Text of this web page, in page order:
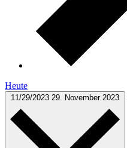
Heute
11/29/2023 29. November 2023